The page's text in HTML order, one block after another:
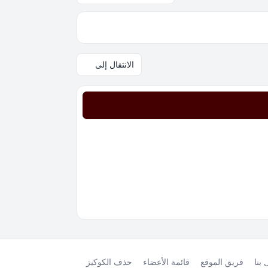
الانتقال إلى
بنا فريق الموقع قائمة الأعضاء حذف الكوكيز